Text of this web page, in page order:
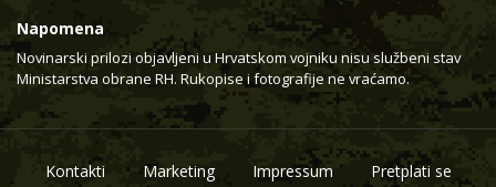
Napomena
Novinarski prilozi objavljeni u Hrvatskom vojniku nisu službeni stav
Ministarstva obrane RH. Rukopise i fotografije ne vraćamo.
Kontakti Marketing Impressum
Pretplati se